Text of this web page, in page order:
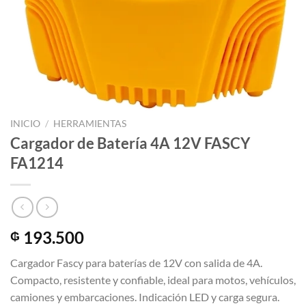
INICIO / HERRAMIENTAS
Cargador de Batería 4A 12V FASCY
FA1214
₲ 193.500
Cargador Fascy para baterías de 12V con salida de 4A.
Compacto, resistente y confiable, ideal para motos, vehículos,
camiones y embarcaciones. Indicación LED y carga segura.